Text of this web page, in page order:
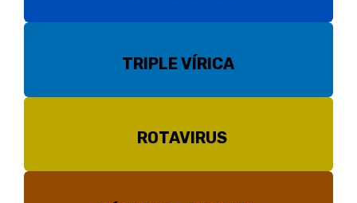
TRIPLE VÍRICA
ROTAVIRUS